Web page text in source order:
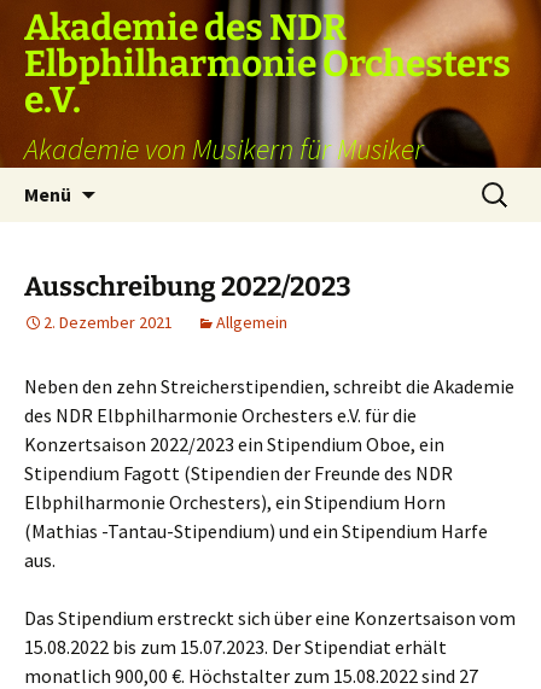
Akademie des NDR
Elbphilharmonie Orchesters
e.V.
Akademie von Musikern für Musiker
Menü
Suchen
nach:
Ausschreibung 2022/2023
2. Dezember 2021 Allgemein
Neben den zehn Streicherstipendien, schreibt die Akademie
des NDR Elbphilharmonie Orchesters e.V. für die
Konzertsaison 2022/2023 ein Stipendium Oboe, ein
Stipendium Fagott (Stipendien der Freunde des NDR
Elbphilharmonie Orchesters), ein Stipendium Horn
(Mathias -Tantau-Stipendium) und ein Stipendium Harfe
aus.
Das Stipendium erstreckt sich über eine Konzertsaison vom
15.08.2022 bis zum 15.07.2023. Der Stipendiat erhält
monatlich 900,00 €. Höchstalter zum 15.08.2022 sind 27